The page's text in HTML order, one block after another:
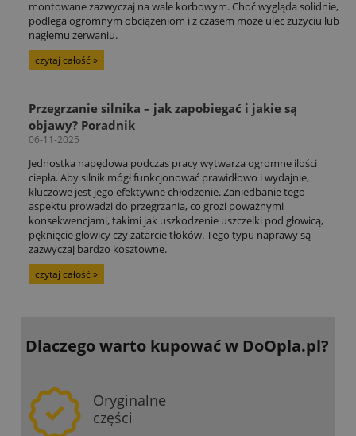
montowane zazwyczaj na wale korbowym. Choć wygląda solidnie,
podlega ogromnym obciążeniom i z czasem może ulec zużyciu lub
nagłemu zerwaniu.
czytaj całość »
Przegrzanie silnika – jak zapobiegać i jakie są
objawy? Poradnik
06-11-2025
Jednostka napędowa podczas pracy wytwarza ogromne ilości
ciepła. Aby silnik mógł funkcjonować prawidłowo i wydajnie,
kluczowe jest jego efektywne chłodzenie. Zaniedbanie tego
aspektu prowadzi do przegrzania, co grozi poważnymi
konsekwencjami, takimi jak uszkodzenie uszczelki pod głowicą,
pęknięcie głowicy czy zatarcie tłoków. Tego typu naprawy są
zazwyczaj bardzo kosztowne.
czytaj całość »
Dlaczego warto kupowaćw DoOpla.pl?
Oryginalne
części